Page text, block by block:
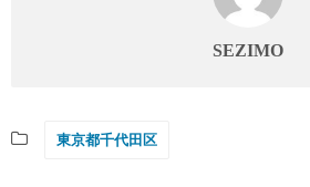
SEZIMO
東京都千代田区